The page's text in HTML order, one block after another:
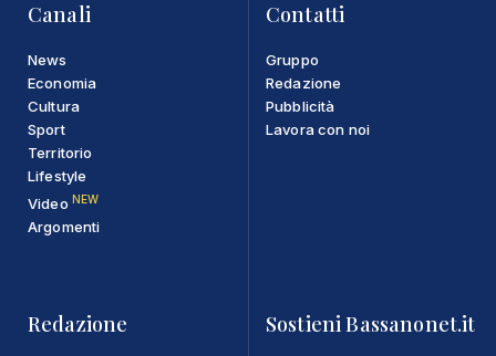
Canali
News
Economia
Cultura
Sport
Territorio
Lifestyle
Video NEW
Argomenti
Contatti
Gruppo
Redazione
Pubblicità
Lavora con noi
Redazione Sostieni Bassanonet.it